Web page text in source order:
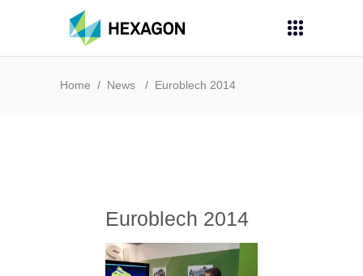
Home / News / Euroblech 2014
Euroblech 2014